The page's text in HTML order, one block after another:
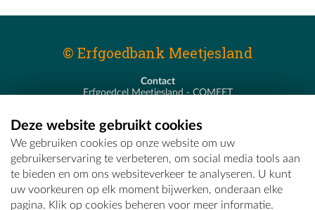
© Erfgoedbank Meetjesland
Contact
Erfgoedcel Meetjesland - COMEET
T - 09 373 75 96
E -erfgoedcel@comeet.be
Deze website gebruikt cookies
We gebruiken cookies op onze website om uw
gebruikerservaring te verbeteren, om social media tools aan
te bieden en om ons websiteverkeer te analyseren. U kunt
uw voorkeuren op elk moment bijwerken, onderaan elke
pagina. Klik op cookies beheren voor meer informatie.